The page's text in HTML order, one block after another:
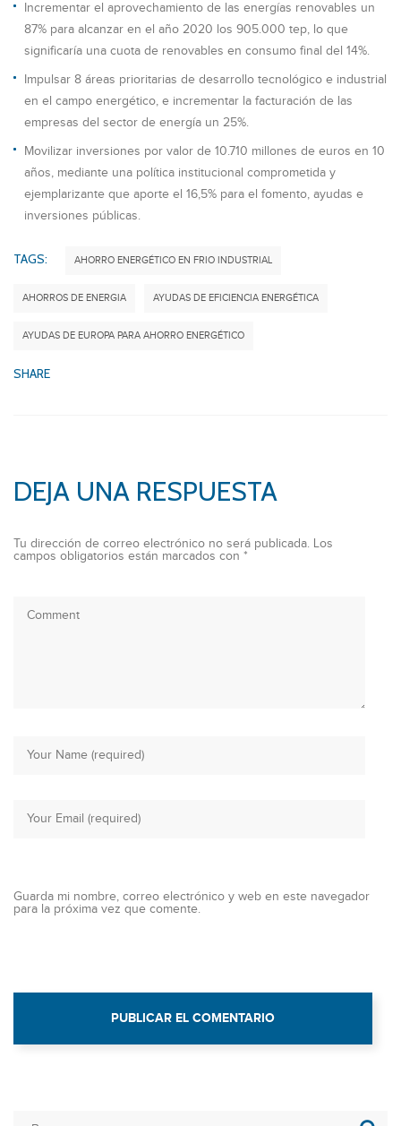
Incrementar el aprovechamiento de las energías renovables un
87% para alcanzar en el año 2020 los 905.000 tep, lo que
significaría una cuota de renovables en consumo final del 14%.
Impulsar 8 áreas prioritarias de desarrollo tecnológico e industrial
en el campo energético, e incrementar la facturación de las
empresas del sector de energía un 25%.
Movilizar inversiones por valor de 10.710 millones de euros en 10
años, mediante una política institucional comprometida y
ejemplarizante que aporte el 16,5% para el fomento, ayudas e
inversiones públicas.
TAGS: AHORRO ENERGÉTICO EN FRIO INDUSTRIAL
AHORROS DE ENERGIA AYUDAS DE EFICIENCIA ENERGÉTICA
AYUDAS DE EUROPA PARA AHORRO ENERGÉTICO
SHARE
DEJA UNA RESPUESTA
Tu dirección de correo electrónico no será publicada. Los
campos obligatorios están marcados con *
Guarda mi nombre, correo electrónico y web en este navegador
para la próxima vez que comente.